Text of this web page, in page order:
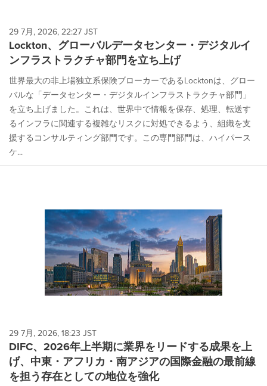
29 7月, 2026, 22:27 JST
Lockton、グローバルデータセンター・デジタルイ
ンフラストラクチャ部門を立ち上げ
世界最大の非上場独立系保険ブローカーであるLocktonは、グロー
バルな「データセンター・デジタルインフラストラクチャ部門」
を立ち上げました。これは、世界中で情報を保存、処理、転送す
るインフラに関連する複雑なリスクに対処できるよう、組織を支
援するコンサルティング部門です。この専門部門は、ハイパース
ケ...
29 7月, 2026, 18:23 JST
DIFC、2026年上半期に業界をリードする成果を上
げ、中東・アフリカ・南アジアの国際金融の最前線
を担う存在としての地位を強化